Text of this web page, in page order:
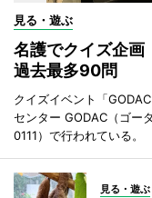
見る・遊ぶ
名護でクイズ企
過去最多90問
クイズイベント「
センター GODAC（ゴー
0111）で行われている。
見る・遊ぶ